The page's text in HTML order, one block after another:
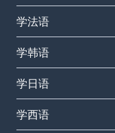
学法语
学韩语
学日语
学西语